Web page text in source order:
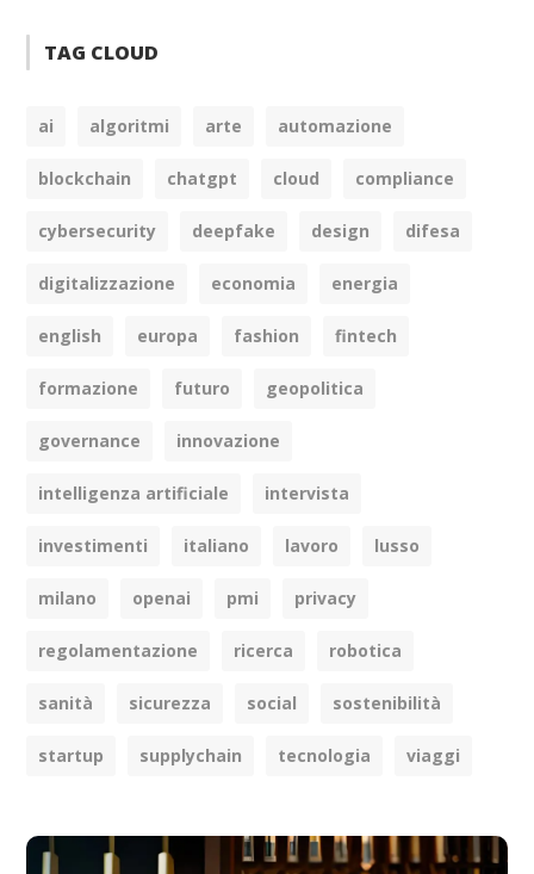
TAG CLOUD
ai algoritmi arte automazione
blockchain chatgpt cloud compliance
cybersecurity deepfake design difesa
digitalizzazione economia energia
english europa fashion fintech
formazione futuro geopolitica
governance innovazione
intelligenza artificiale intervista
investimenti italiano lavoro lusso
milano openai pmi privacy
regolamentazione ricerca robotica
sanità sicurezza social sostenibilità
startup supplychain tecnologia viaggi